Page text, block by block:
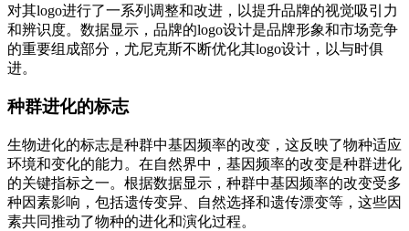
对其logo进行了一系列调整和改进，以提升品牌的视觉吸引力
和辨识度。数据显示，品牌的logo设计是品牌形象和市场竞争
的重要组成部分，尤尼克斯不断优化其logo设计，以与时俱
进。
种群进化的标志
生物进化的标志是种群中基因频率的改变，这反映了物种适应
环境和变化的能力。在自然界中，基因频率的改变是种群进化
的关键指标之一。根据数据显示，种群中基因频率的改变受多
种因素影响，包括遗传变异、自然选择和遗传漂变等，这些因
素共同推动了物种的进化和演化过程。